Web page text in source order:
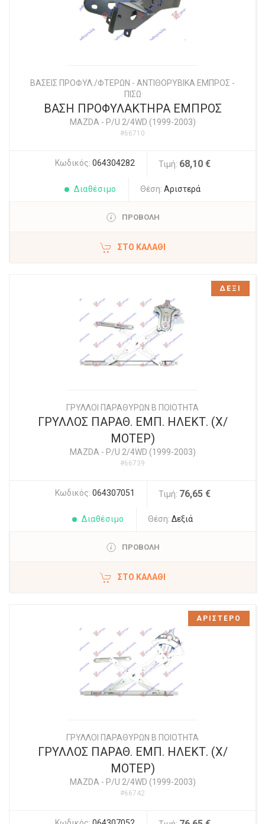
ΒΑΣΕΙΣ ΠΡΟΦΥΛ./ΦΤΕΡΩΝ - ΑΝΤΙΘΟΡΥΒΙΚΑ ΕΜΠΡΟΣ -
ΠΙΣΩ
ΒΑΣΗ ΠΡΟΦΥΛΑΚΤΗΡΑ ΕΜΠΡΟΣ
MAZDA- P/U 2/4WD (1999-2003)
#66710
Κωδικός: 064304282 Τιμή: 68,10 €
Διαθέσιμο Θέση: Αριστερά
ΠΡΟΒΟΛΗ
ΣΤΟ ΚΑΛΆΘΙ
ΓΡΥΛΛΟΙ ΠΑΡΑΘΥΡΩΝ Β ΠΟΙΟΤΗΤΑ
ΓΡΥΛΛΟΣ ΠΑΡΑΘ. ΕΜΠ. ΗΛΕΚΤ. (Χ/
ΜΟΤΕΡ)
MAZDA- P/U 2/4WD (1999-2003)
#66739
Κωδικός: 064307051 Τιμή: 76,65 €
Διαθέσιμο Θέση: Δεξιά
ΠΡΟΒΟΛΗ
ΣΤΟ ΚΑΛΆΘΙ
ΔΕΞΙ
ΓΡΥΛΛΟΙ ΠΑΡΑΘΥΡΩΝ Β ΠΟΙΟΤΗΤΑ
ΓΡΥΛΛΟΣ ΠΑΡΑΘ. ΕΜΠ. ΗΛΕΚΤ. (Χ/
ΜΟΤΕΡ)
MAZDA- P/U 2/4WD (1999-2003)
#66742
ΑΡΙΣΤΕΡΟ